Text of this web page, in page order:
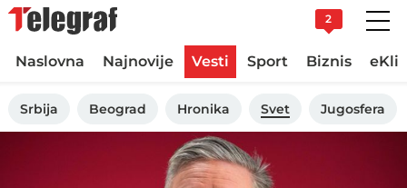
2
Naslovna Najnovije Vesti Sport Biznis
Srbija Beograd Hronika Svet Jugosfera